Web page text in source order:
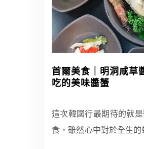
首爾美食｜明洞咸草
吃的美味醬蟹
這次韓國行最期待的就
食，雖然心中對於全生